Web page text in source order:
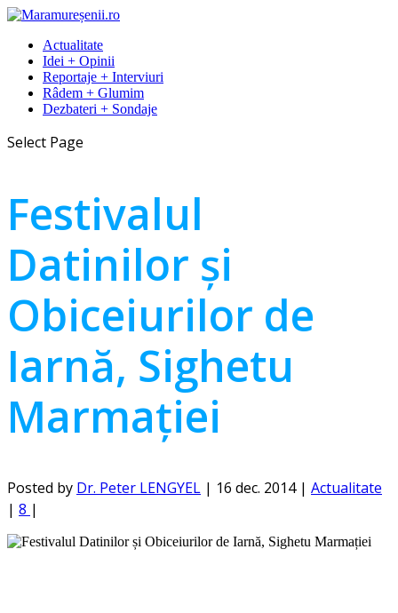
Actualitate
Idei + Opinii
Reportaje + Interviuri
Râdem + Glumim
Dezbateri + Sondaje
Select Page
Festivalul
Datinilor și
Obiceiurilor de
Iarnă, Sighetu
Marmației
Posted by Dr. Peter LENGYEL | 16 dec. 2014| Actualitate
| 8 |